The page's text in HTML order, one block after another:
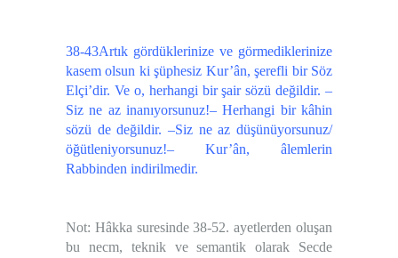
38-43Artık gördüklerinize ve görmediklerinize
kasem olsun ki şüphesiz Kur’ân, şerefli bir Söz
Elçi’dir. Ve o, herhangi bir şair sözü değildir. –
Siz ne az inanıyorsunuz!– Herhangi bir kâhin
sözü de değildir. –Siz ne az düşünüyorsunuz/
öğütleniyorsunuz!– Kur’ân, âlemlerin
Rabbinden indirilmedir.
Not: Hâkka suresinde 38-52. ayetlerden oluşan
bu necm, teknik ve semantik olarak Secde